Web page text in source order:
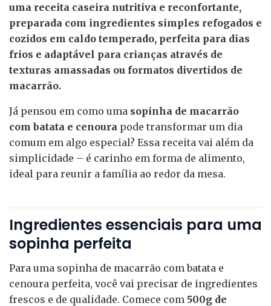
uma receita caseira nutritiva e reconfortante,
preparada com ingredientes simples refogados e
cozidos em caldo temperado, perfeita para dias
frios e adaptável para crianças através de
texturas amassadas ou formatos divertidos de
macarrão.
Já pensou em como uma sopinha de macarrão
com batata e cenoura pode transformar um dia
comum em algo especial? Essa receita vai além da
simplicidade – é carinho em forma de alimento,
ideal para reunir a família ao redor da mesa.
Ingredientes essenciais para uma
sopinha perfeita
Para uma sopinha de macarrão com batata e
cenoura perfeita, você vai precisar de ingredientes
frescos e de qualidade. Comece com 500g de